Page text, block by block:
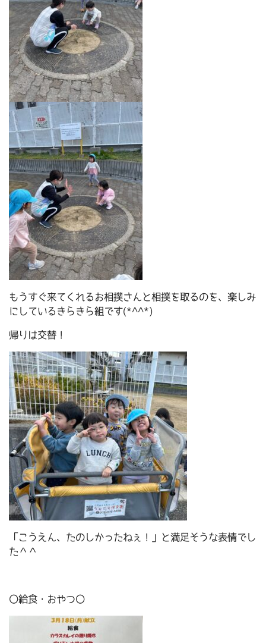
もうすぐ来てくれるお相撲さんと相撲を取るのを、楽しみ
にしているきらきら組です(*^^*)
帰りは交替！
「こうえん、たのしかったねぇ！」と満足そうな表情でし
た＾＾
〇給食・おやつ〇